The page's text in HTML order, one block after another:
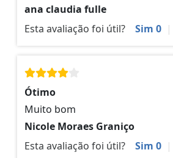
ana claudia fulle
Esta avaliação foi útil?
Sim 0 |
Ótimo
Muito bom
Nicole Moraes Graniço
Esta avaliação foi útil?
Sim 0 |